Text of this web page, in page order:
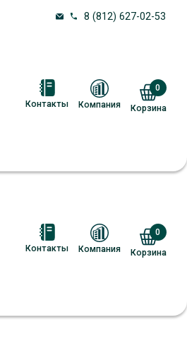
8 (812) 627-02-53
Контакты Компания Корзина
0
Контакты Компания Корзина
0